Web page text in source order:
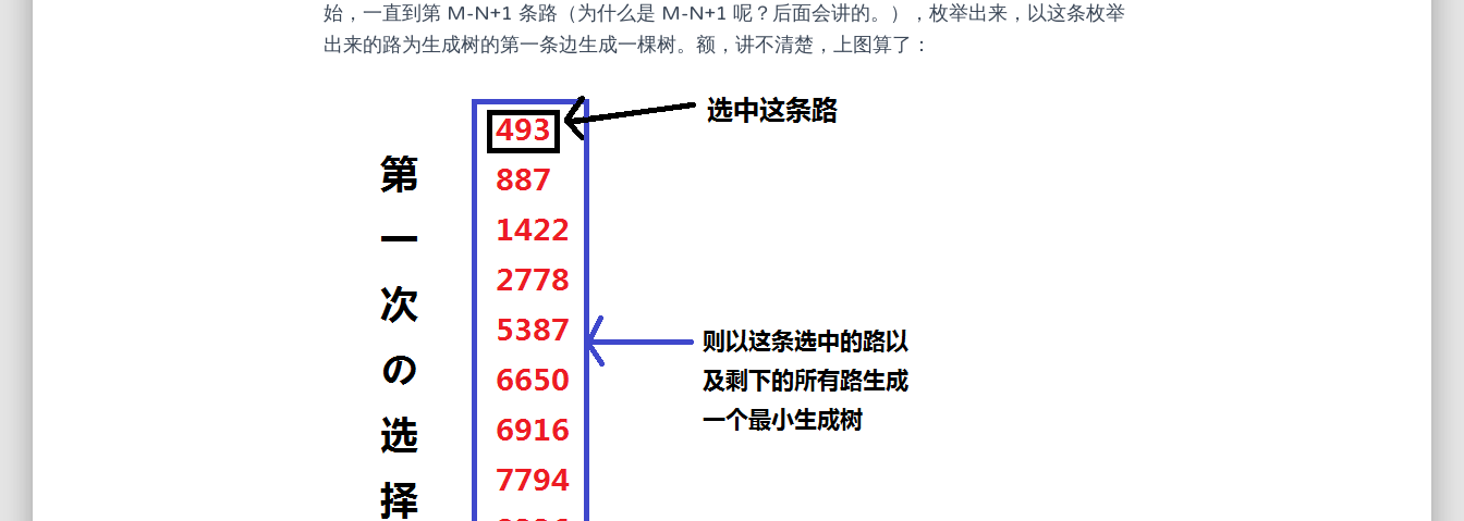
始，一直到第 M-N+1 条路（为什么是 M-N+1 呢？后面会讲的。），枚举出来，以这条枚举
出来的路为生成树的第一条边生成一棵树。额，讲不清楚，上图算了：